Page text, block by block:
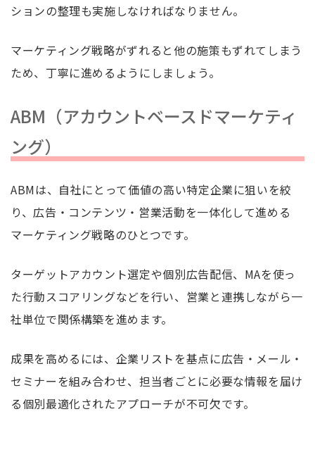
ションの整理も実施しなければなりません。
マーケティング戦略がずれると他の施策もずれてしまう
ため、丁寧に進めるようにしましょう。
ABM（アカウントベースドマーケティ
ング）
ABMは、自社にとって価値の高い特定企業に狙いを絞
り、広告・コンテンツ・営業活動を一体化して進める
マーケティング戦略のひとつです。
ターゲットアカウント選定や個別広告配信、MAを使っ
た行動スコアリングなどを行い、営業と連携しながら一
社単位で関係構築を進めます。
成果を高めるには、企業リストを基点に広告・メール・
セミナーを組み合わせ、担当者ごとに必要な情報を届け
る個別最適化されたアプローチが不可欠です。